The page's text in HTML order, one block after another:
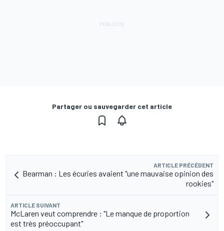
Partager ou sauvegarder cet article
ARTICLE PRÉCÉDENT
Bearman : Les écuries avaient "une mauvaise opinion des
rookies"
ARTICLE SUIVANT
McLaren veut comprendre : "Le manque de proportion
est très préoccupant"